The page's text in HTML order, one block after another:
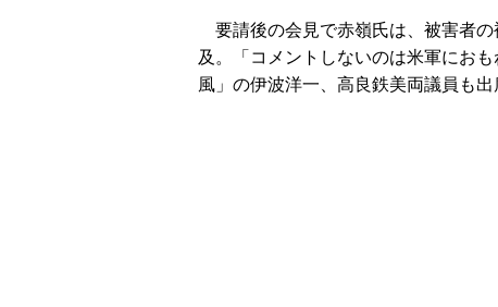
要請後の会見で赤嶺氏は、被害者
及。「コメントしないのは米軍にお
風」の伊波洋一、高良鉄美両議員も出